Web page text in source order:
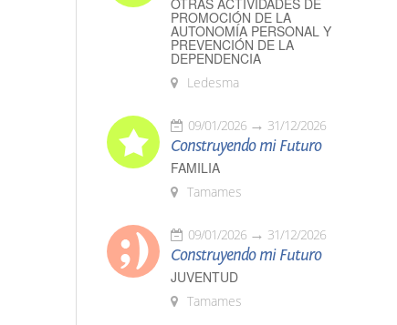
OTRAS ACTIVIDADES DE
PROMOCIÓN DE LA
AUTONOMÍA PERSONAL Y
PREVENCIÓN DE LA
DEPENDENCIA
Ledesma
09/01/2026 31/12/2026
Construyendo mi Futuro
FAMILIA
Tamames
09/01/2026 31/12/2026
Construyendo mi Futuro
JUVENTUD
Tamames